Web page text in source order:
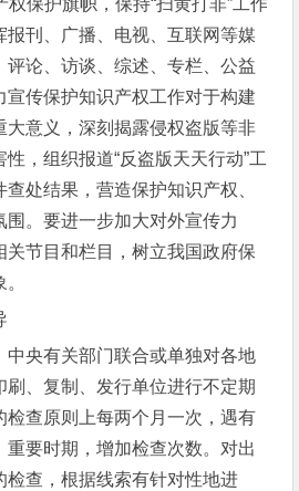
保护旗帜，保持“扫黄打非”工作
报刊、广播、电视、互联网等媒
评论、访谈、综述、专栏、公益
宣传保护知识产权工作对于构建
大意义，深刻揭露侵权盗版等非
，组织报道“反盗版天天行动”工
处结果，营造保护知识产权、
围。要进一步加大对外宣传力
关节目和栏目，树立我国政府保
央有关部门联合或单独对各地
刷、复制、发行单位进行不定期
检查原则上每两个月一次，遇有
重要时期，增加检查次数。对出
检查，根据线索有针对性地进